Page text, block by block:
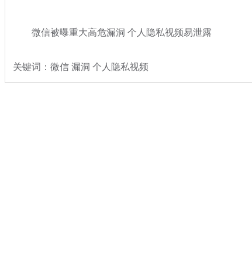
微信被曝重大高危漏洞 个人隐私视频易泄露
关键词：微信 漏洞 个人隐私视频